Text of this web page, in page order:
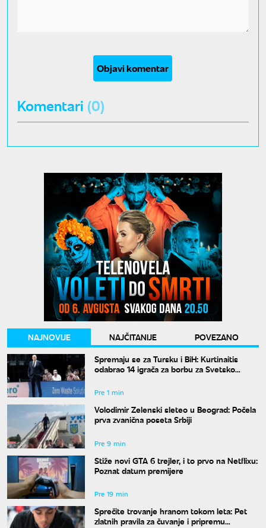
Objavi komentar
Komentari (0)
NAJNOVIJE NAJČITANIJE
POVEZANO
Spremaju se za Tursku i BiH: Kurtinaitis
odabrao 14 igrača za borbu za Svetsko
Pre 1 min
Volodimir Zelenski sleteo u Beograd: Počela
prva zvanična poseta Srbiji
Pre 9 min
Stiže novi GTA 6 trejler, i to prvo na Netflixu:
Poznat datum premijere
Pre 19 min
Sprečite trovanje hranom tokom leta: Pet
zlatnih pravila za čuvanje i pripremu